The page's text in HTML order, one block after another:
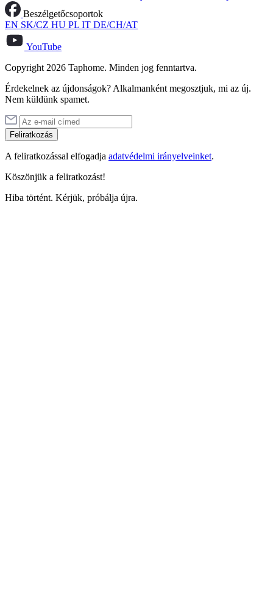
Beszélgetőcsoportok
EN SK/CZ HU PL IT DE/CH/AT
YouTube
Copyright 2026 Taphome. Minden jog fenntartva.
Érdekelnek az újdonságok? Alkalmanként megosztjuk, mi az új.
Nem küldünk spamet.
Feliratkozás
A feliratkozással elfogadja adatvédelmi irányelveinket.
Köszönjük a feliratkozást!
Hiba történt. Kérjük, próbálja újra.